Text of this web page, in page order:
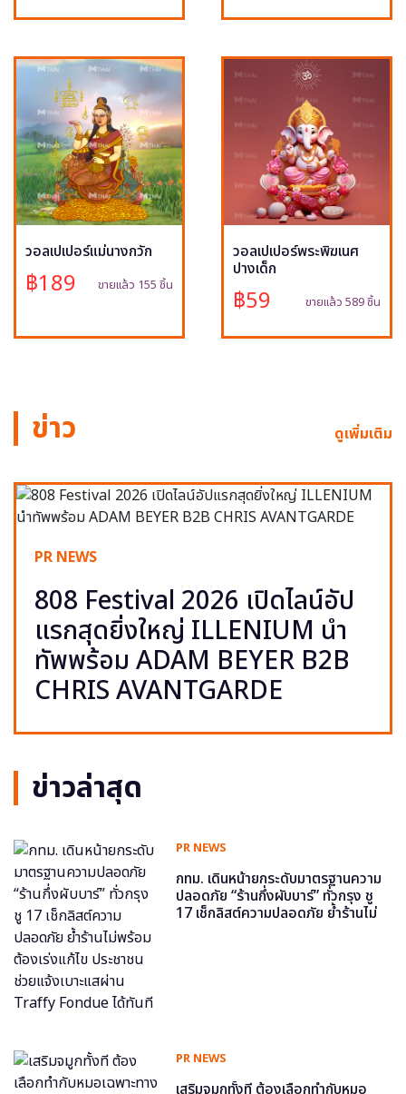
วอลเปเปอร์แม่นางกวัก
฿189 ขายแล้ว 155 ชิ้น
วอลเปเปอร์พระพิฆเนศ
ปางเด็ก
฿59 ขายแล้ว 589 ชิ้น
ข่าว ดูเพิ่มเติม
PR NEWS
808 Festival 2026 เปิดไลน์อัป
แรกสุดยิ่งใหญ่ ILLENIUM นำ
ทัพพร้อม ADAM BEYER B2B
CHRIS AVANTGARDE
ข่าวล่าสุด
PR NEWS
กทม. เดินหน้ายกระดับมาตรฐานความ
ปลอดภัย “ร้านกึ่งผับบาร์” ทั่วกรุง ชู
17 เช็กลิสต์ความปลอดภัย ย้ำร้านไม่
PR NEWS
เสริมจมูกทั้งที ต้องเลือกทำกับหมอ